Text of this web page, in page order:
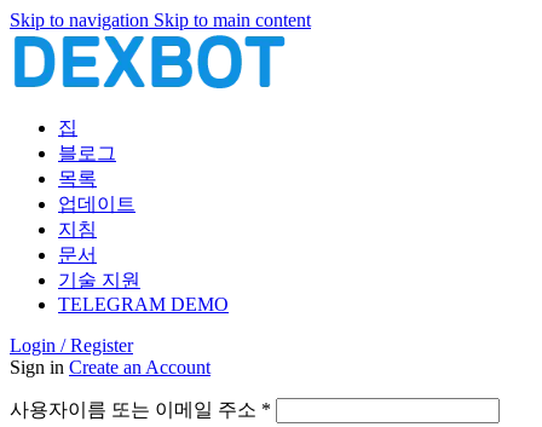
Skip to navigation Skip to main content
집
블로그
목록
업데이트
지침
문서
기술 지원
TELEGRAM DEMO
Login / Register
Sign in Create an Account
사용자이름 또는 이메일 주소 *